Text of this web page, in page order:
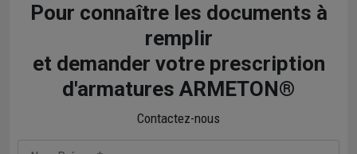
Pour connaître les documents à
remplir
et demander votre prescription
d'armatures ARMETON®
Contactez-nous